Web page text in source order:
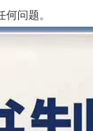
问题。